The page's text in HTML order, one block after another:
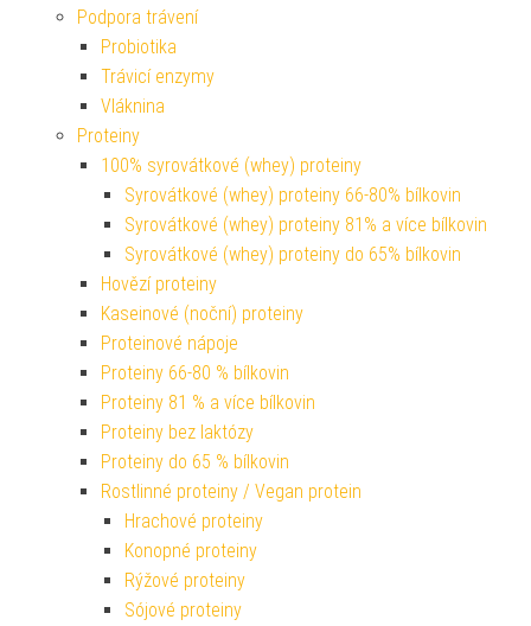
Podpora trávení
Probiotika
Trávicí enzymy
Vláknina
Proteiny
100% syrovátkové (whey) proteiny
Syrovátkové (whey) proteiny 66-80% bílkovin
Syrovátkové (whey) proteiny 81% a více bílkovin
Syrovátkové (whey) proteiny do 65% bílkovin
Hovězí proteiny
Kaseinové (noční) proteiny
Proteinové nápoje
Proteiny 66-80 % bílkovin
Proteiny 81 % a více bílkovin
Proteiny bez laktózy
Proteiny do 65 % bílkovin
Rostlinné proteiny / Vegan protein
Hrachové proteiny
Konopné proteiny
Rýžové proteiny
Sójové proteiny